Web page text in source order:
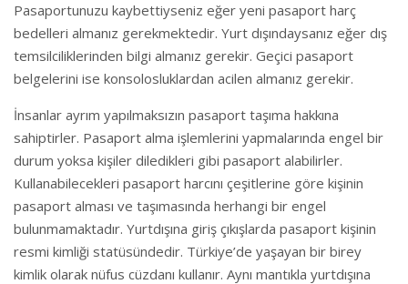
Pasaportunuzu kaybettiyseniz eğer yeni pasaport harç
bedelleri almanız gerekmektedir. Yurt dışındaysanız eğer dış
temsilciliklerinden bilgi almanız gerekir. Geçici pasaport
belgelerini ise konsolosluklardan acilen almanız gerekir.
İnsanlar ayrım yapılmaksızın pasaport taşıma hakkına
sahiptirler. Pasaport alma işlemlerini yapmalarında engel bir
durum yoksa kişiler diledikleri gibi pasaport alabilirler.
Kullanabilecekleri pasaport harcını çeşitlerine göre kişinin
pasaport alması ve taşımasında herhangi bir engel
bulunmamaktadır. Yurtdışına giriş çıkışlarda pasaport kişinin
resmi kimliği statüsündedir. Türkiye’de yaşayan bir birey
kimlik olarak nüfus cüzdanı kullanır. Aynı mantıkla yurtdışına